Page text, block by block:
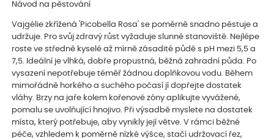
Návod na pěstování
Vajgélie zkřížená 'Picobella Rosa' se poměrně snadno pěstuje a
udržuje. Pro svůj zdravý růst vyžaduje slunné stanoviště. Nejlépe
roste ve středně kyselé až mírně zásadité půdě s pH mezi 5,5 a
7,5. Ideální je vlhká, dobře propustná, běžná zahradní půda. Po
vysazení nepotřebuje téměř žádnou doplňkovou vodu. Během
mimořádně horkého a suchého počasí jí dopřejte dostatek
vláhy. Brzy na jaře kolem kořenové zóny aplikujte vyvážené,
pomalu se uvolňující hnojivo. Při výsadbě myslete na dostatek
místa, který potřebuje, aby vynikly její větve. V rámci běžné
péče, vzhledem k poměrně nízké výšce, stačí udržovací řez,